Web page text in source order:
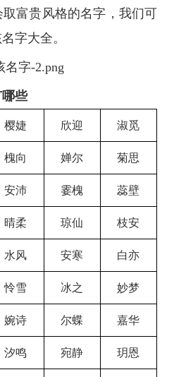
富贵风格的名字，我们可
字大全。
些
樱婕 欣迎 淑觅
槐向 婵尔 菊思
安沛 霎槐 蕊壁
晴柔 琼仙 枝安
水风 安寒 白亦
怜雪 冰之 妙梦
婉诗 尔蝶 嘉华
汐鸣 宛静 玥恩